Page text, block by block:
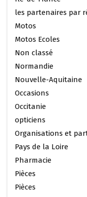
les partenaires par
Motos
Motos Ecoles
Non classé
Normandie
Nouvelle-Aquitaine
Occasions
Occitanie
opticiens
Organisations et
Pays de la Loire
Pharmacie
Pièces
Pièces